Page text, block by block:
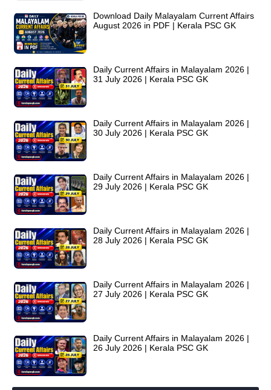
Download Daily Malayalam Current Affairs
August 2026 in PDF | Kerala PSC GK
Daily Current Affairs in Malayalam 2026 |
31 July 2026 | Kerala PSC GK
Daily Current Affairs in Malayalam 2026 |
30 July 2026 | Kerala PSC GK
Daily Current Affairs in Malayalam 2026 |
29 July 2026 | Kerala PSC GK
Daily Current Affairs in Malayalam 2026 |
28 July 2026 | Kerala PSC GK
Daily Current Affairs in Malayalam 2026 |
27 July 2026 | Kerala PSC GK
Daily Current Affairs in Malayalam 2026 |
26 July 2026 | Kerala PSC GK